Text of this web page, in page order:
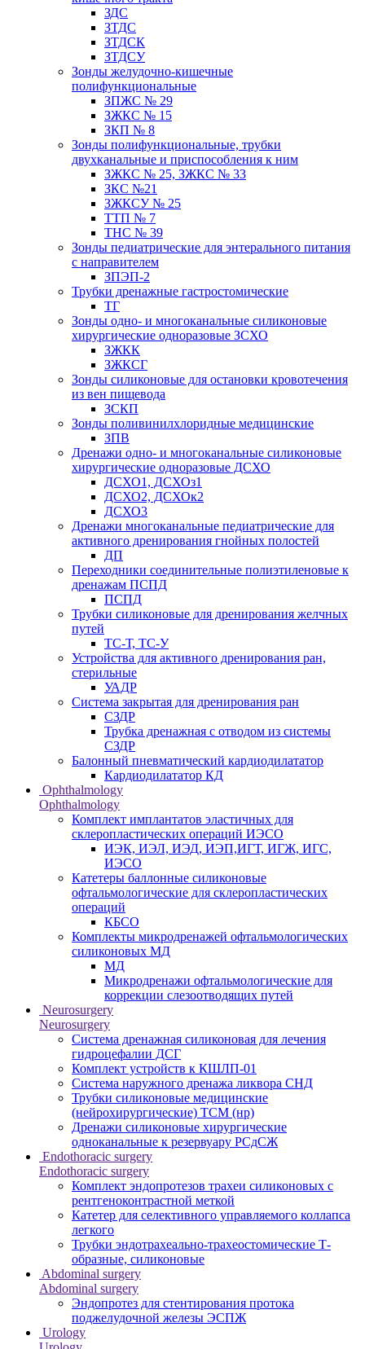
ЗДС
ЗТДС
ЗТДСК
ЗТДСУ
Зонды желудочно-кишечные
полифункциональные
ЗПЖС № 29
ЗЖКС № 15
ЗКП № 8
Зонды полифункциональные, трубки
двухканальные и приспособления к ним
ЗЖКС № 25, ЗЖКС № 33
ЗКС №21
ЗЖКСУ № 25
ТТП № 7
ТНС № 39
Зонды педиатрические для энтерального питания
с направителем
ЗПЭП-2
Трубки дренажные гастростомические
ТГ
Зонды одно- и многоканальные силиконовые
хирургические одноразовые ЗСХО
ЗЖКК
ЗЖКСГ
Зонды силиконовые для остановки кровотечения
из вен пищевода
ЗСКП
Зонды поливинилхлоридные медицинские
ЗПВ
Дренажи одно- и многоканальные силиконовые
хирургические одноразовые ДСХО
ДСХО1, ДСХОз1
ДСХО2, ДСХОк2
ДСХО3
Дренажи многоканальные педиатрические для
активного дренирования гнойных полостей
ДП
Переходники соединительные полиэтиленовые к
дренажам ПСПД
ПСПД
Трубки силиконовые для дренирования желчных
путей
ТС-Т, ТС-У
Устройства для активного дренирования ран,
стерильные
УАДР
Система закрытая для дренирования ран
СЗДР
Трубка дренажная с отводом из системы
СЗДР
Балонный пневматический кардиодилататор
Кардиодилататор КД
Ophthalmology
Ophthalmology
Комплект имплантатов эластичных для
склеропластических операций ИЭСО
ИЭК, ИЭЛ, ИЭД, ИЭП,ИГТ, ИГЖ, ИГС,
ИЭСО
Катетеры баллонные силиконовые
офтальмологические для склеропластических
операций
КБСО
Комплекты микродренажей офтальмологических
силиконовых МД
МД
Микродренажи офтальмологические для
коррекции слезоотводящих путей
Neurosurgery
Neurosurgery
Система дренажная силиконовая для лечения
гидроцефалии ДСГ
Комплект устройств к КШЛП-01
Система наружного дренажа ликвора СНД
Трубки силиконовые медицинские
(нейрохирургические) ТСМ (нр)
Дренажи силиконовые хирургические
одноканальные к резервуару РСдСЖ
Endothoracic surgery
Endothoracic surgery
Комплект эндопротезов трахеи силиконовых с
рентгеноконтрастной меткой
Катетер для селективного управляемого коллапса
легкого
Трубки эндотрахеально-трахеостомические Т-
образные, силиконовые
Abdominal surgery
Abdominal surgery
Эндопротез для стентирования протока
поджелудочной железы ЭСПЖ
Urology